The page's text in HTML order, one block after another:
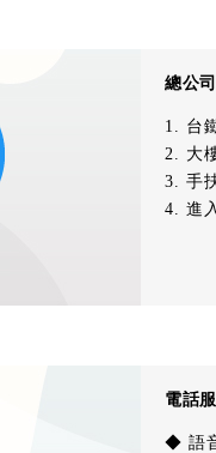
總公
1. 台
2. 大
3. 手
4. 進
電話
◆ 語